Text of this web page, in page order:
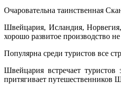
Очаровательна таинственная
Швейцария, Исландия,
хорошо развитое производство
Популярна среди туристов все
Швейцария встречает
притягивает путешественников